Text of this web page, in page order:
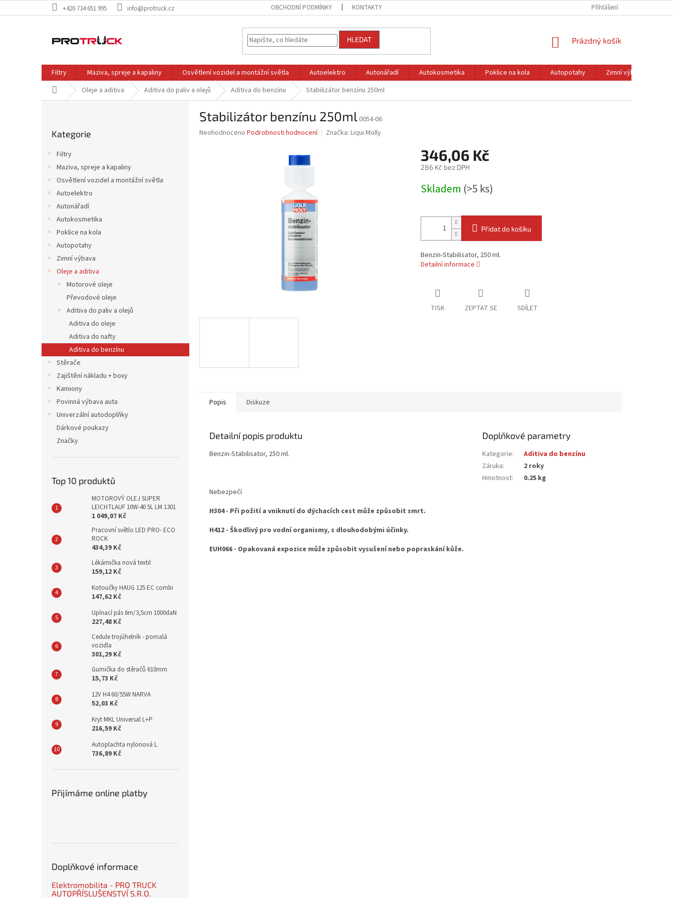
na
+420 734 651 995 info@protruck.cz OBCHODNÍ PODMÍNKY KONTAKTY Přihlášení
HLEDAT
NÁKUPNÍ
Prázdný košík
Filtry Maziva, spreje a kapaliny Osvětlení vozidel a montážní světla Autoelektro Autonářadí Autokosmetika Poklice na kola Autopotahy Zimní výbava
Domů Oleje a aditiva Aditiva do paliv a olejů Aditiva do benzínu Stabilizátor benzínu 250ml
kategorie
Kategorie
Filtry
Maziva, spreje a kapaliny
Osvětlení vozidel a montážní světla
Autoelektro
Autonářadí
Autokosmetika
Poklice na kola
Autopotahy
Zimní výbava
Oleje a aditiva
Motorové oleje
Převodové oleje
Aditiva do paliv a olejů
Aditiva do oleje
Aditiva do nafty
Aditiva do benzínu
Stěrače
Zajištění nákladu + boxy
Kamiony
Povinná výbava auta
Univerzální autodoplňky
Dárkové poukazy
Značky
Top 10 produktů
MOTOROVÝ OLEJ SUPER
LEICHTLAUF 10W-40 5L LM 1301
1 049,07 Kč
Pracovní světlo LED PRO- ECO
ROCK
434,39 Kč
Lékárnička nová textil
159,12 Kč
Kotoučky HAUG 125 EC combi
147,62 Kč
Upínací pás 6m/3,5cm 1000daN
227,48 Kč
Cedule trojúhelník - pomalá
vozidla
301,29 Kč
Gumička do stěračů 610mm
15,73 Kč
12V H4 60/55W NARVA
52,03 Kč
Kryt MKL Universal L+P
216,59 Kč
Autoplachta nylonová L
736,89 Kč
Přijímáme online platby
Doplňkové informace
Elektromobilita - PRO TRUCK
AUTOPŘÍSLUŠENSTVÍ S.R.O.
Stabilizátor benzínu 250ml 0054-06
Průměrné
Neohodnoceno Podrobnosti hodnocení Značka: Liqui Molly
346,06 Kč
286 Kč bez DPH
cena:
Skladem (>5 ks)
Přidat do košíku
Benzin-Stabilisator, 250 ml.
Detailní informace
TISK ZEPTAT SE SDÍLET
Popis Diskuze
Detailní popis produktu
Benzin-Stabilisator, 250 ml.
Nebezpečí
H304 - Při požití a vniknutí do dýchacích cest může způsobit smrt.
H412 - Škodlivý pro vodní organismy, s dlouhodobými účinky.
EUH066 - Opakovaná expozice může způsobit vysušení nebo popraskání kůže.
Doplňkové parametry
Kategorie:
Aditiva do benzínu
Záruka:
2 roky
Hmotnost: 0.25 kg